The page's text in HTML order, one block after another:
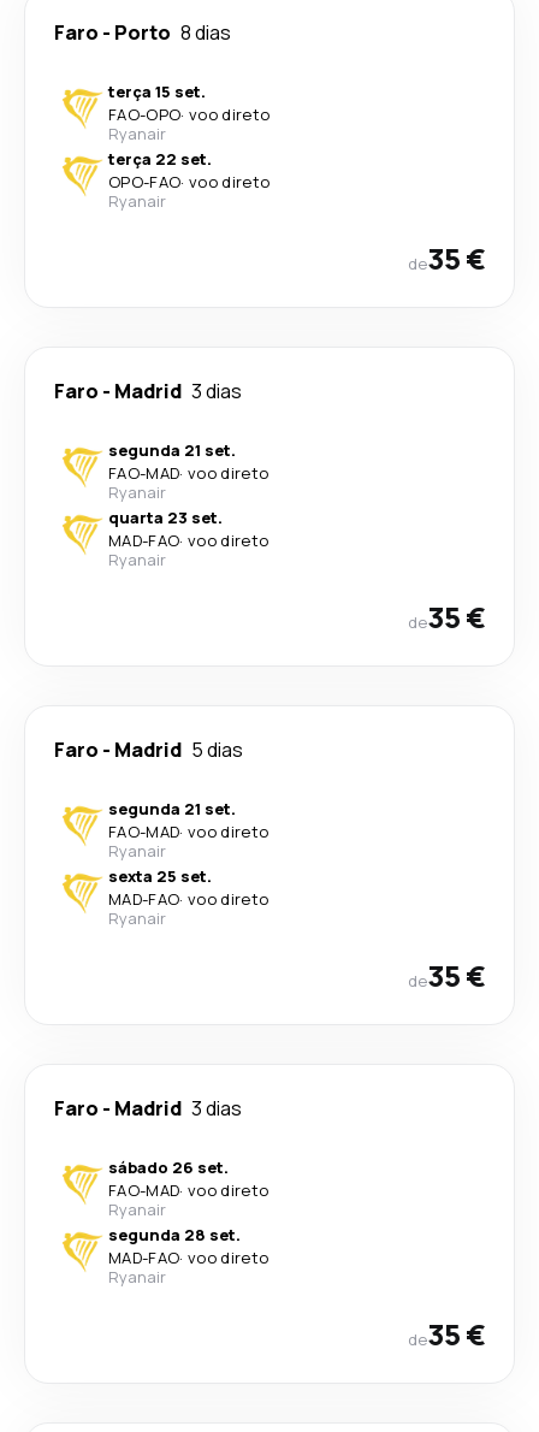
Faro - Porto 8 dias
terça 15 set.
FAO-OPO· voo direto
Ryanair
terça 22 set.
OPO-FAO· voo direto
Ryanair
de35 €
Faro - Madrid 3 dias
segunda 21 set.
FAO-MAD· voo direto
Ryanair
quarta 23 set.
MAD-FAO· voo direto
Ryanair
de35 €
Faro - Madrid 5 dias
segunda 21 set.
FAO-MAD· voo direto
Ryanair
sexta 25 set.
MAD-FAO· voo direto
Ryanair
de35 €
Faro - Madrid 3 dias
sábado 26 set.
FAO-MAD· voo direto
Ryanair
segunda 28 set.
MAD-FAO· voo direto
Ryanair
de35 €